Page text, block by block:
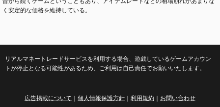
く安定的な価格を維持している。
リアルマネートレードサービスを利用する場合、遊戯しているゲームアカウン
トが停止となる可能性があるため、ご利用は自己責任でお願いいたします。
広告掲載について 個人情報保護方針 利用規約 お問い合わせ